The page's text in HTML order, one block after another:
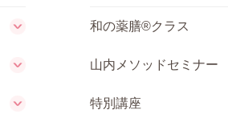
和の薬膳®クラス
山内メソッドセミナー
特別講座